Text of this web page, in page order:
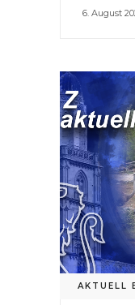
6. August
AKTUELL